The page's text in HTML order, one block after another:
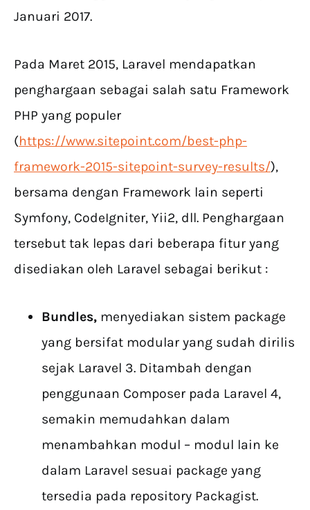
Januari 2017.
Pada Maret 2015, Laravel mendapatkan
penghargaan sebagai salah satu Framework
PHP yang populer
(https://www.sitepoint.com/best-php-
framework-2015-sitepoint-survey-results/),
bersama dengan Framework lain seperti
Symfony, CodeIgniter, Yii2, dll. Penghargaan
tersebut tak lepas dari beberapa fitur yang
disediakan oleh Laravel sebagai berikut :
Bundles, menyediakan sistem package
yang bersifat modular yang sudah dirilis
sejak Laravel 3. Ditambah dengan
penggunaan Composer pada Laravel 4,
semakin memudahkan dalam
menambahkan modul – modul lain ke
dalam Laravel sesuai package yang
tersedia pada repository Packagist.